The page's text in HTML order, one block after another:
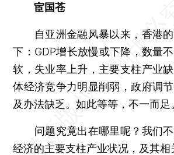
宦国苍
自亚洲金融风暴以来，香港的
下：GDP增长放慢或下降，数量
软，失业率上升，主要支柱产业
体经济竞争力明显削弱，政府调
及办法缺乏。如此等等，不一而足
问题究竟出在哪里呢？我们不
经济的主要支柱产业状况，及其相